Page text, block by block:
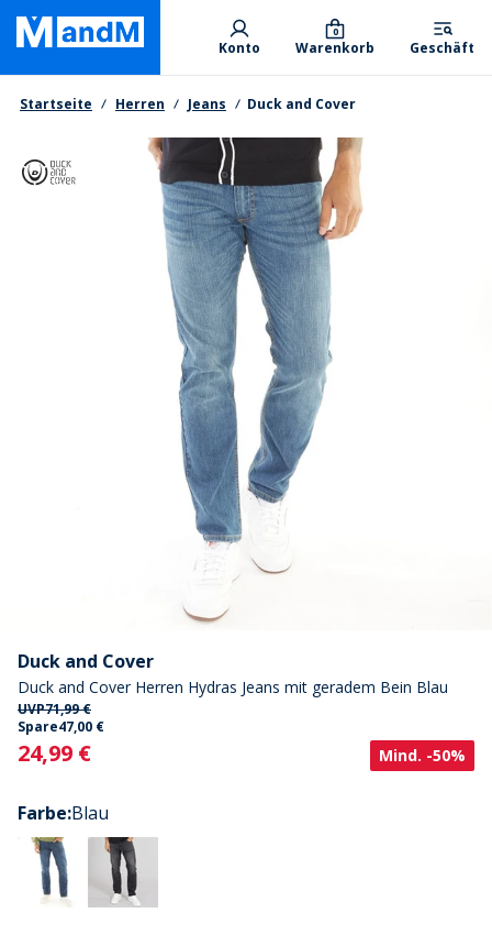
Skip
main
content
Primary departments
Konto Warenkorb
0
Geschäft
Brotkrumen
Startseite Herren Jeans Duck and Cover
Duck and Cover
Duck and Cover Herren Hydras Jeans mit geradem Bein Blau
UVP71,99 €
Spare47,00 €
Current
24,99 € Mind. -50%
Farbe:Blau